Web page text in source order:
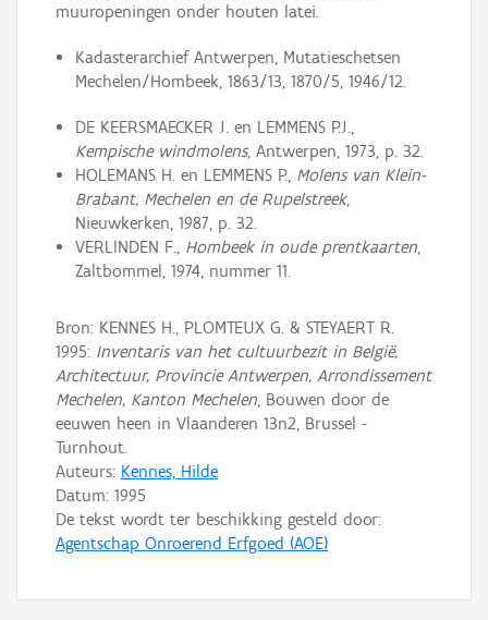
muuropeningen onder houten latei.
Kadasterarchief Antwerpen, Mutatieschetsen
Mechelen/Hombeek, 1863/13, 1870/5, 1946/12.
DE KEERSMAECKER J. en LEMMENS P.J.,
Kempische windmolens, Antwerpen, 1973, p. 32.
HOLEMANS H. en LEMMENS P., Molens van Klein-
Brabant, Mechelen en de Rupelstreek,
Nieuwkerken, 1987, p. 32.
VERLINDEN F., Hombeek in oude prentkaarten,
Zaltbommel, 1974, nummer 11.
Bron: KENNES H., PLOMTEUX G. & STEYAERT R.
1995: Inventaris van het cultuurbezit in België,
Architectuur, Provincie Antwerpen, Arrondissement
Mechelen, Kanton Mechelen, Bouwen door de
eeuwen heen in Vlaanderen 13n2, Brussel -
Turnhout.
Auteurs: Kennes, Hilde
Datum: 1995
De tekst wordt ter beschikking gesteld door:
Agentschap Onroerend Erfgoed (AOE)